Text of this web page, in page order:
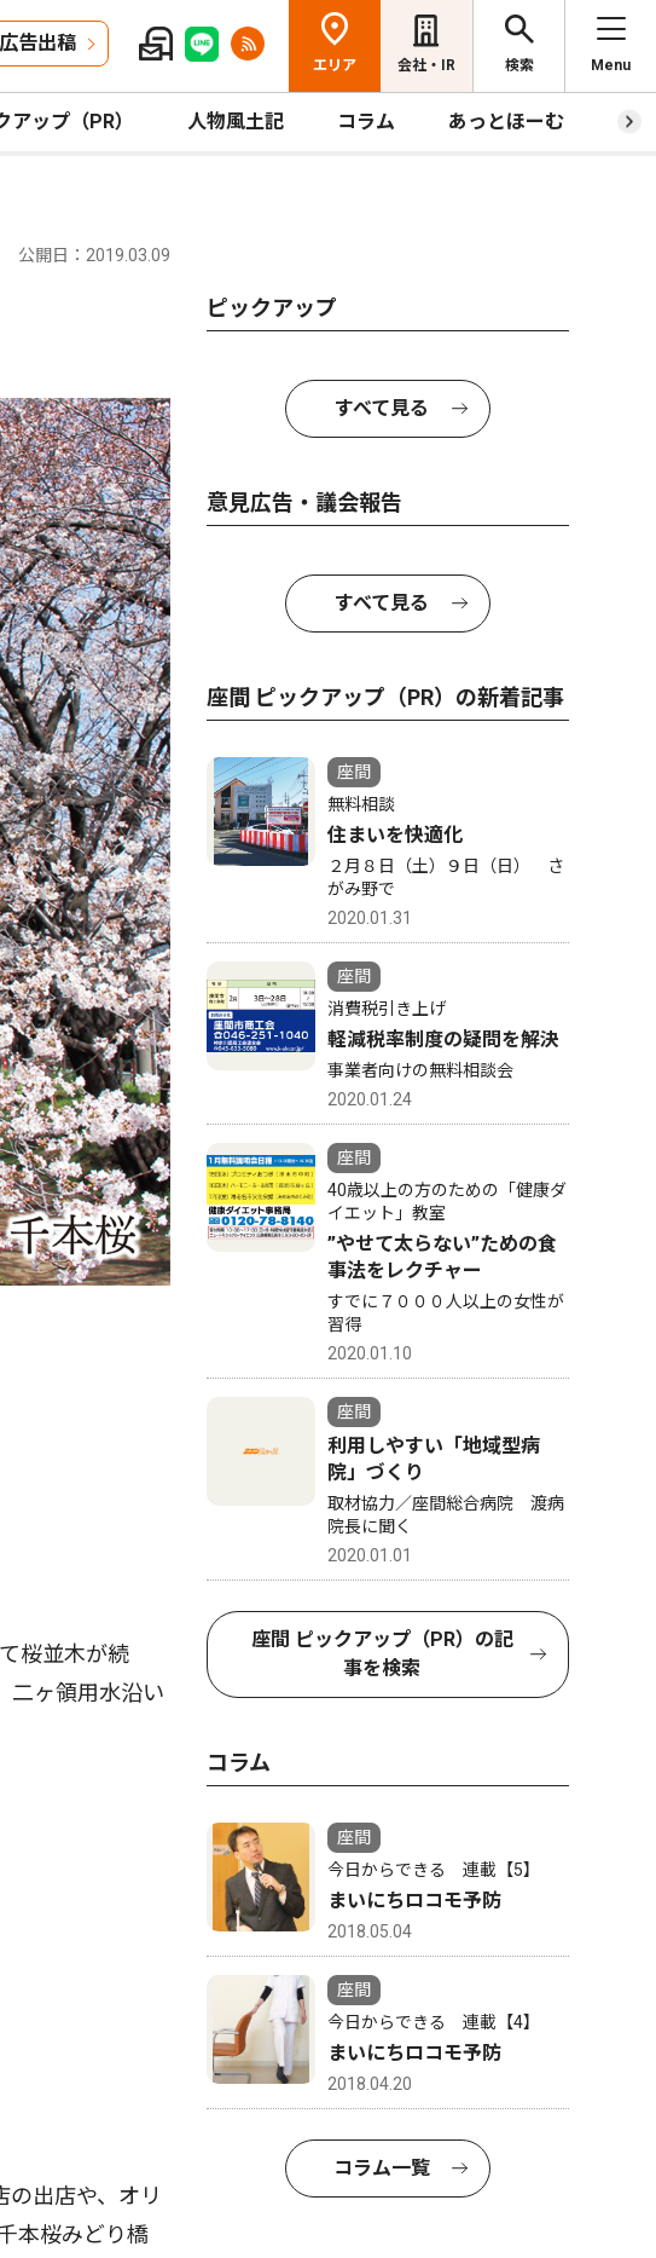
広告出稿
エリア 会社・IR 検索 Menu
アップ（PR） 人物風土記 コラム あっとほーむ プ
公開日：2019.03.09
桜並木が続
二ヶ領用水沿い
出店や、オリ
本桜みどり橋
ピックアップ
すべて見る
意見広告・議会報告
すべて見る
座間 ピックアップ（PR）の新着記事
座間
無料相談
住まいを快適化
２月８日（土）９日（日） さ
がみ野で
2020.01.31
座間
消費税引き上げ
軽減税率制度の疑問を解決
事業者向けの無料相談会
2020.01.24
座間
40歳以上の方のための「健康ダ
イエット」教室
”やせて太らない”ための食
事法をレクチャー
すでに７０００人以上の女性が
習得
2020.01.10
座間
利用しやすい「地域型病
院」づくり
取材協力／座間総合病院 渡病
院長に聞く
2020.01.01
座間 ピックアップ（PR）の記
事を検索
コラム
座間
今日からできる 連載【5】
まいにちロコモ予防
2018.05.04
座間
今日からできる 連載【4】
まいにちロコモ予防
2018.04.20
コラム一覧